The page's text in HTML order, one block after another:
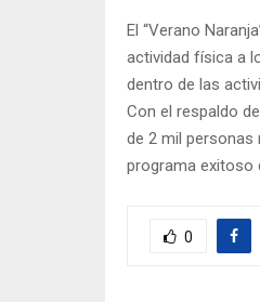
El “Verano
actividad física a
dentro de las
Con el respaldo
de 2 mil
programa exitoso
0